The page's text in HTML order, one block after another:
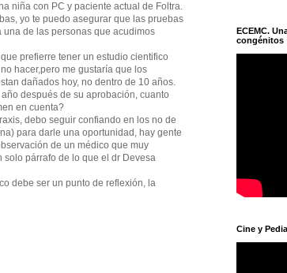
niña con PC y paciente actual de Foltra.
yo te puedo asegurar que las pruebas
de las personas que acudimos
prefierre tener un estudio cientifico
hacer,pero me gustaría que los
dañados hoy, no dentro de 10 años.
después de su aprobación, cuanto
en cuenta?
debo seguir confiando en los no de
para darle una oportunidad, hay gente
de un médico que muy
párrafo de lo que el dr Devesa
debe ser un punto de reflexión, la
ECEMC.
congénitos
Cine y